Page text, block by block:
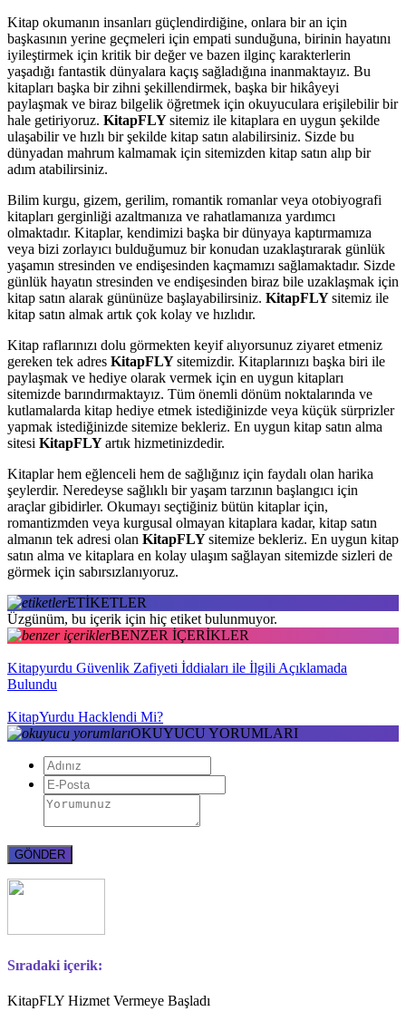
Kitap okumanın insanları güçlendirdiğine, onlara bir an için
başkasının yerine geçmeleri için empati sunduğuna, birinin hayatını
iyileştirmek için kritik bir değer ve bazen ilginç karakterlerin
yaşadığı fantastik dünyalara kaçış sağladığına inanmaktayız. Bu
kitapları başka bir zihni şekillendirmek, başka bir hikâyeyi
paylaşmak ve biraz bilgelik öğretmek için okuyuculara erişilebilir bir
hale getiriyoruz. KitapFLYsitemiz ile kitaplara en uygun şekilde
ulaşabilir ve hızlı bir şekilde kitap satın alabilirsiniz. Sizde bu
dünyadan mahrum kalmamak için sitemizden kitap satın alıp bir
adım atabilirsiniz.
Bilim kurgu, gizem, gerilim, romantik romanlar veya otobiyografi
kitapları gerginliği azaltmanıza ve rahatlamanıza yardımcı
olmaktadır. Kitaplar, kendimizi başka bir dünyaya kaptırmamıza
veya bizi zorlayıcı bulduğumuz bir konudan uzaklaştırarak günlük
yaşamın stresinden ve endişesinden kaçmamızı sağlamaktadır. Sizde
günlük hayatın stresinden ve endişesinden biraz bile uzaklaşmak için
kitap satın alarak gününüze başlayabilirsiniz. KitapFLYsitemiz ile
kitap satın almak artık çok kolay ve hızlıdır.
Kitap raflarınızı dolu görmekten keyif alıyorsunuz ziyaret etmeniz
gereken tek adres KitapFLYsitemizdir. Kitaplarınızı başka biri ile
paylaşmak ve hediye olarak vermek için en uygun kitapları
sitemizde barındırmaktayız. Tüm önemli dönüm noktalarında ve
kutlamalarda kitap hediye etmek istediğinizde veya küçük sürprizler
yapmak istediğinizde sitemize bekleriz. En uygun kitap satın alma
sitesi KitapFLYartık hizmetinizdedir.
Kitaplar hem eğlenceli hem de sağlığınız için faydalı olan harika
şeylerdir. Neredeyse sağlıklı bir yaşam tarzının başlangıcı için
araçlar gibidirler. Okumayı seçtiğiniz bütün kitaplar için,
romantizmden veya kurgusal olmayan kitaplara kadar, kitap satın
almanın tek adresi olan KitapFLYsitemize bekleriz. En uygun kitap
satın alma ve kitaplara en kolay ulaşım sağlayan sitemizde sizleri de
görmek için sabırsızlanıyoruz.
ETİKETLER
Üzgünüm, bu içerik için hiç etiket bulunmuyor.
BENZER İÇERİKLER
Kitapyurdu Güvenlik Zafiyeti İddiaları ile İlgili Açıklamada
Bulundu
KitapYurdu Hacklendi Mi?
OKUYUCU YORUMLARI
Sıradaki içerik:
KitapFLY Hizmet Vermeye Başladı